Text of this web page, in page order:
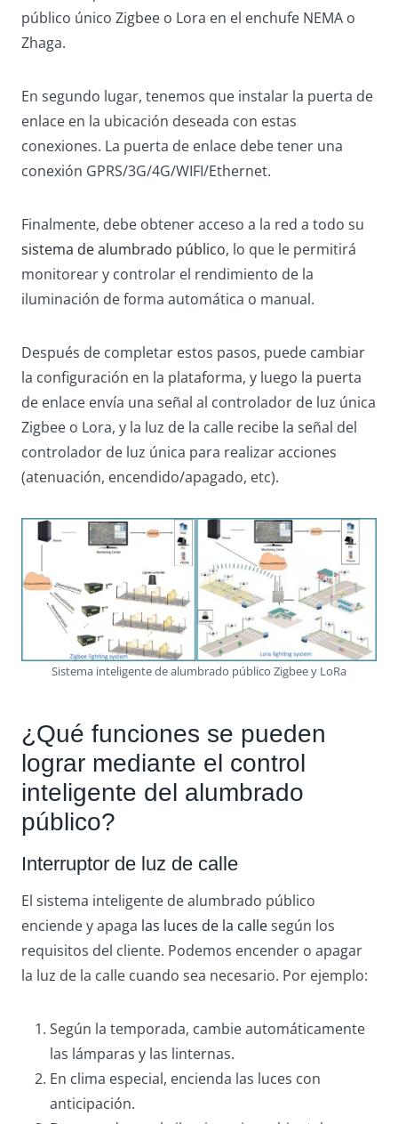
público único Zigbee o Lora en el enchufe NEMA o
Zhaga.
En segundo lugar, tenemos que instalar la puerta de
enlace en la ubicación deseada con estas
conexiones. La puerta de enlace debe tener una
conexión GPRS/3G/4G/WIFI/Ethernet.
Finalmente, debe obtener acceso a la red a todo su
sistema de alumbrado público, lo que le permitirá
monitorear y controlar el rendimiento de la
iluminación de forma automática o manual.
Después de completar estos pasos, puede cambiar
la configuración en la plataforma, y luego la puerta
de enlace envía una señal al controlador de luz única
Zigbee o Lora, y la luz de la calle recibe la señal del
controlador de luz única para realizar acciones
(atenuación, encendido/apagado, etc).
Sistema inteligente de alumbrado público Zigbee y LoRa
¿Qué funciones se pueden
lograr mediante el control
inteligente del alumbrado
público?
Interruptor de luz de calle
El sistema inteligente de alumbrado público
enciende y apaga las luces de la callesegún los
requisitos del cliente. Podemos encender o apagar
la luz de la calle cuando sea necesario. Por ejemplo:
Según la temporada, cambie automáticamente
las lámparas y las linternas.
En clima especial, encienda las luces con
anticipación.